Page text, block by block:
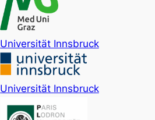
Universität Innsbruck
Universität Innsbruck